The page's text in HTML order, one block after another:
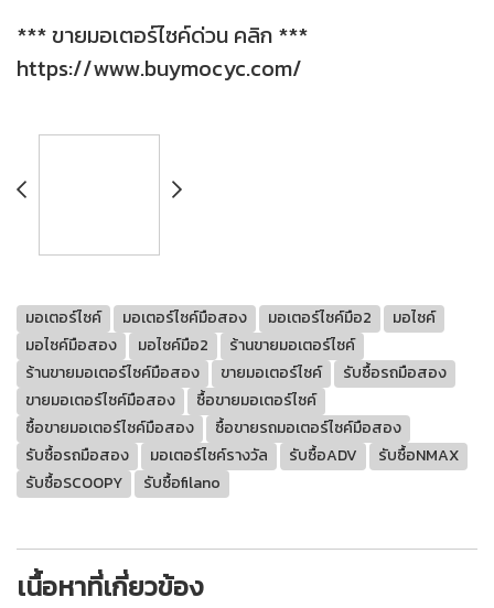
*** ขายมอเตอร์ไซค์ด่วน คลิก ***
https://www.buymocyc.com/
มอเตอร์ไซค์ มอเตอร์ไซค์มือสอง มอเตอร์ไซค์มือ2
มอไซค์
มอไซค์มือสอง
มอไซค์มือ2
ร้านขายมอเตอร์ไซค์
ร้านขายมอเตอร์ไซค์มือสอง
ขายมอเตอร์ไซค์
รับซื้อรถมือสอง
ขายมอเตอร์ไซค์มือสอง
ซื้อขายมอเตอร์ไซค์
ซื้อขายมอเตอร์ไซค์มือสอง
ซื้อขายรถมอเตอร์ไซค์มือสอง
รับซื้อรถมือสอง
มอเตอร์ไซค์รางวัล รับซื้อADV
รับซื้อNMAX
รับซื้อSCOOPY
รับซื้อfilano
เนื้อหาที่เกี่ยวข้อง